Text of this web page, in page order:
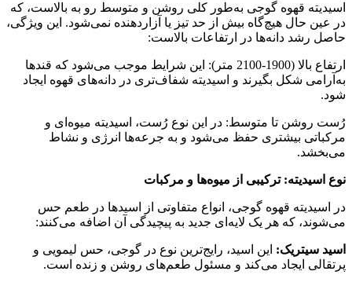
اسیدیته قهوه گوجی به‌طور کلی روشن و متوسط رو به بالاست، که
در عین حال هیچ‌گاه بیش از حد تیز یا آزاردهنده نمی‌شود. این ویژگی،
حاصل رشد دانه‌ها در ارتفاعات بالاست:
ارتفاع بالا (1900-2100 متر): این شرایط موجب می‌شود که قندها
به‌آرامی شکل بگیرند و اسیدیته شفاف‌تری در دانه‌های قهوه ایجاد
شود.
رُست روشن تا متوسط: در این نوع رُست، اسیدیته میوه‌ای و
مرکباتی بیشتری حفظ می‌شود و به جرعه‌ها انرژی و نشاط
می‌بخشد.
نوع اسیدیته: ترکیبی از میوه‌ها و مرکبات
در اسیدیته قهوه گوجی، انواع متفاوتی از اسیدها در طعم حس
می‌شوند، که هر یک لایه‌ای جدید به پیچیدگی آن اضافه می‌کنند:
اسید سیتریک: این اسید، رایج‌ترین نوع در گوجی، حس لیمویی و
پرتقالی ایجاد می‌کند و مسئول طعم‌های روشن و زنده است.